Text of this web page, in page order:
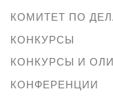
КОМИТЕТ ПО
КОНКУРСЫ
КОНКУРСЫ И
КОНФЕРЕНЦИИ